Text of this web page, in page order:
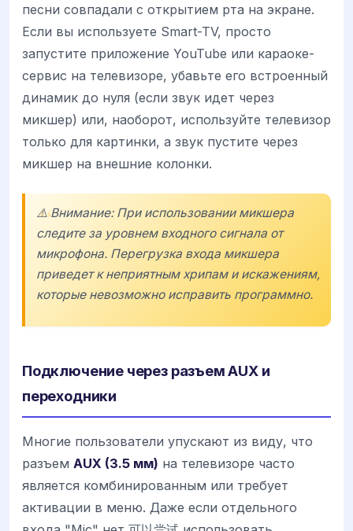
песни совпадали с открытием рта на экране.
Если вы используете Smart-TV, просто
запустите приложение YouTube или караоке-
сервис на телевизоре, убавьте его встроенный
динамик до нуля (если звук идет через
микшер) или, наоборот, используйте телевизор
только для картинки, а звук пустите через
микшер на внешние колонки.
⚠️ Внимание: При использовании микшера
следите за уровнем входного сигнала от
микрофона. Перегрузка входа микшера
приведет к неприятным хрипам и искажениям,
которые невозможно исправить программно.
Подключение через разъем AUX и
переходники
Многие пользователи упускают из виду, что
разъем AUX (3.5 мм) на телевизоре часто
является комбинированным или требует
активации в меню. Даже если отдельного